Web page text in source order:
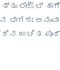
ಲೇಔಟ್
ಭಾಗಶಃ
ಉಚಿತ